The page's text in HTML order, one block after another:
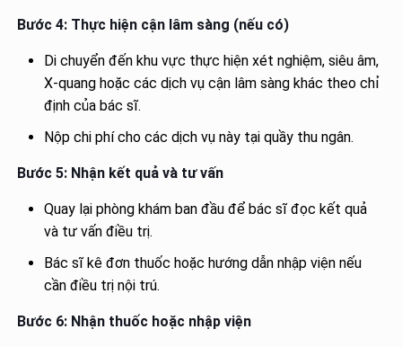
Bước 4: Thực hiện cận lâm sàng (nếu có)
Di chuyển đến khu vực thực hiện xét nghiệm, siêu âm,
X-quang hoặc các dịch vụ cận lâm sàng khác theo chỉ
định của bác sĩ.
Nộp chi phí cho các dịch vụ này tại quầy thu ngân.
Bước 5: Nhận kết quả và tư vấn
Quay lại phòng khám ban đầu để bác sĩ đọc kết quả
và tư vấn điều trị.
Bác sĩ kê đơn thuốc hoặc hướng dẫn nhập viện nếu
cần điều trị nội trú.
Bước 6: Nhận thuốc hoặc nhập viện